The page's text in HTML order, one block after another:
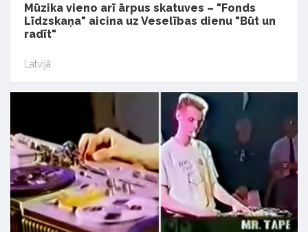
Mūzika vieno arī ārpus skatuves – "Fonds
Līdzskaņa" aicina uz Veselības dienu "Būt un
radīt"
Latvijā